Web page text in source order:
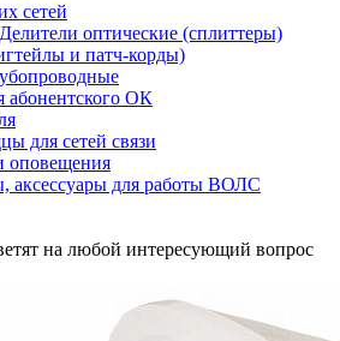
сетей
Делители оптические (сплиттеры)
и патч-корды)
абонентского ОК
для сетей связи
оповещения
аксессуары для работы ВОЛС
на любой интересующий вопрос